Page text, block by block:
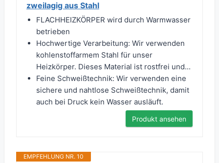
zweilagig aus Stahl
FLACHHEIZKÖRPER wird durch Warmwasser
betrieben
Hochwertige Verarbeitung: Wir verwenden
kohlenstoffarmem Stahl für unser
Heizkörper. Dieses Material ist rostfrei und...
Feine Schweißtechnik: Wir verwenden eine
sichere und nahtlose Schweißtechnik, damit
auch bei Druck kein Wasser ausläuft.
Produkt ansehen
EMPFEHLUNG NR. 10